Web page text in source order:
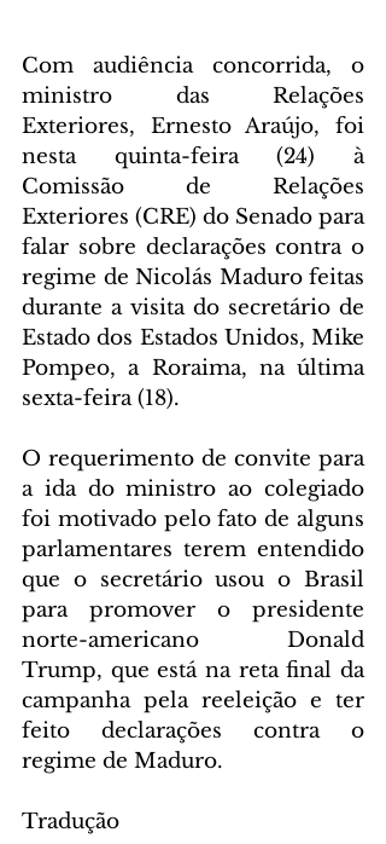
Com audiência concorrida, o
ministro das Relações
Exteriores, Ernesto Araújo, foi
nesta quinta-feira (24) à
Comissão de Relações
Exteriores (CRE) do Senado para
falar sobre declarações contra o
regime de Nicolás Maduro feitas
durante a visita do secretário de
Estado dos Estados Unidos, Mike
Pompeo, a Roraima, na última
sexta-feira (18).
O requerimento de convite para
a ida do ministro ao colegiado
foi motivado pelo fato de alguns
parlamentares terem entendido
que o secretário usou o Brasil
para promover o presidente
norte-americano Donald
Trump, que está na reta final da
campanha pela reeleição e ter
feito declarações contra o
regime de Maduro.
Tradução